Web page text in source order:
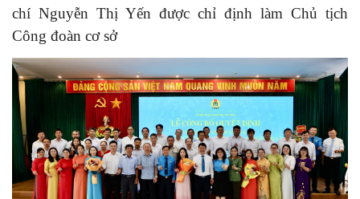
chí Nguyễn Thị Yến được chỉ định làm Chủ tịch
Công đoàn cơ sở